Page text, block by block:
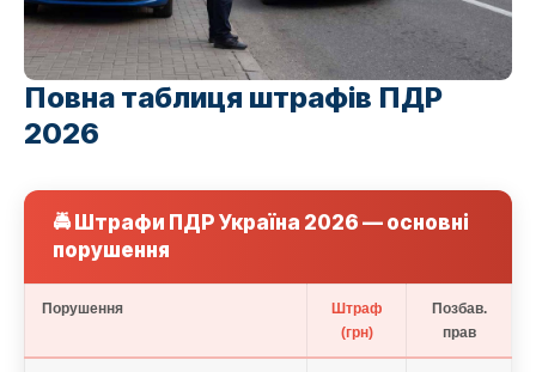
Повна таблиця штрафів ПДР
2026
🚔 Штрафи ПДР Україна 2026 — основні
порушення
Порушення
Штраф
(грн)
Позбав.
прав